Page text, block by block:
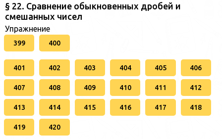
§ 22. Сравнение обыкновенных дробей и
смешанных чисел
Упражнение
399 400
401 402 403 404 405 406
407 408 409 410 411 412
413 414 415 416 417 418
419 420